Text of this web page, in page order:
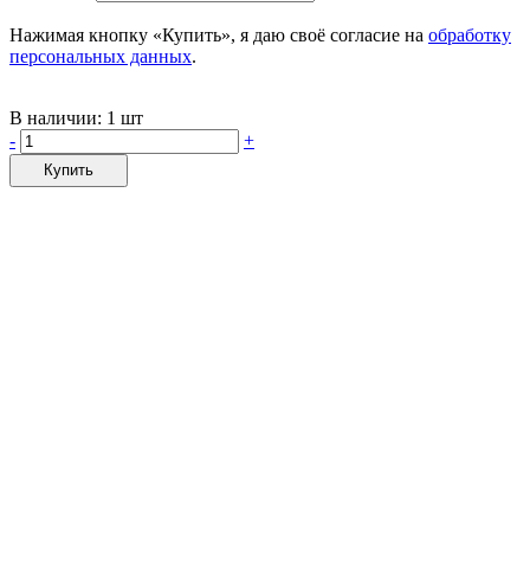
Нажимая кнопку «Купить», я даю своё согласие на обработку
персональных данных.
В наличии: 1 шт
-
+
Купить